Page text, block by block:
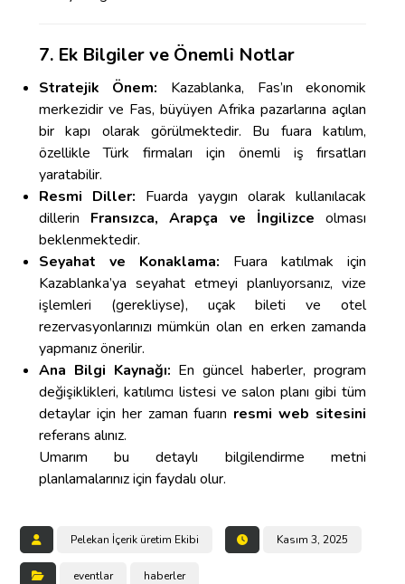
7. Ek Bilgiler ve Önemli Notlar
Stratejik Önem: Kazablanka, Fas’ın ekonomik
merkezidir ve Fas, büyüyen Afrika pazarlarına açılan
bir kapı olarak görülmektedir. Bu fuara katılım,
özellikle Türk firmaları için önemli iş fırsatları
yaratabilir.
Resmi Diller: Fuarda yaygın olarak kullanılacak
dillerin Fransızca, Arapça ve İngilizce olması
beklenmektedir.
Seyahat ve Konaklama: Fuara katılmak için
Kazablanka’ya seyahat etmeyi planlıyorsanız, vize
işlemleri (gerekliyse), uçak bileti ve otel
rezervasyonlarınızı mümkün olan en erken zamanda
yapmanız önerilir.
Ana Bilgi Kaynağı: En güncel haberler, program
değişiklikleri, katılımcı listesi ve salon planı gibi tüm
detaylar için her zaman fuarın resmi web sitesini
referans alınız.
Umarım bu detaylı bilgilendirme metni
planlamalarınız için faydalı olur.
Pelekan İçerik üretim Ekibi Kasım 3, 2025
eventlar haberler